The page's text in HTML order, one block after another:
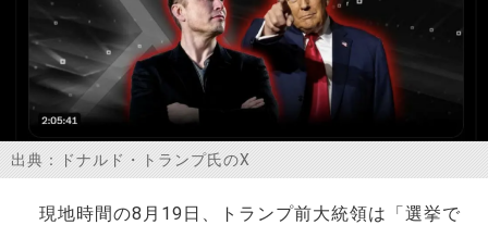
お問い合わせ
出典：ドナルド・トランプ氏のX
現地時間の8 月 19 日、トランプ前大統領は「選挙で